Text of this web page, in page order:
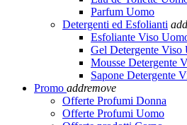
Parfum Uomo
Detergenti ed Esfolianti add
Esfoliante Viso
Gel Detergente Viso
Mousse Detergente
Sapone Detergente
Promo addremove
Offerte Profumi Donna
Offerte Profumi Uomo